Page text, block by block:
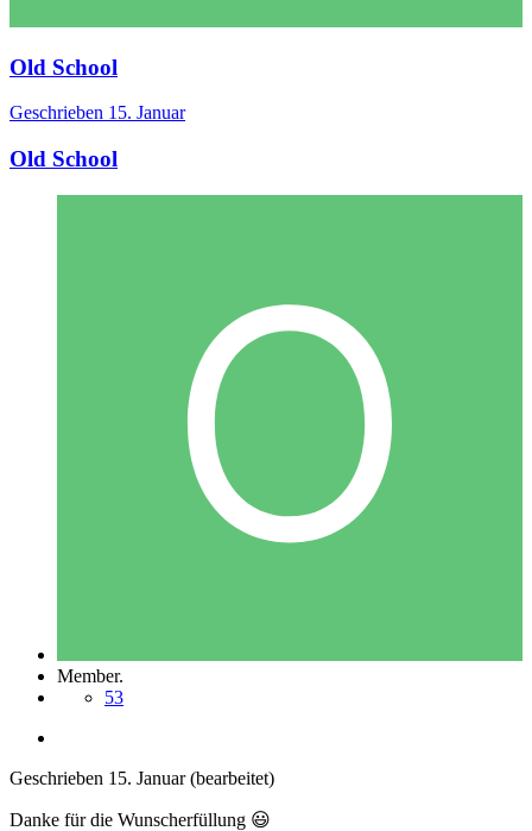
Old School
Geschrieben 15. Januar
Old School
Member.
53
Geschrieben 15. Januar(bearbeitet)
Danke für die Wunscherfüllung 😃